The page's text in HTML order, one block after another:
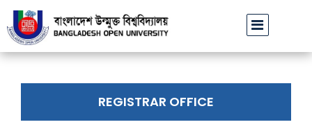
বাউবি উপাচার্যের পরিচয়ে প্রতারণার চেষ্টা: সর্বসাধারণকে সতর্ক থাকার আহ্বান
REGISTRAR OFFICE